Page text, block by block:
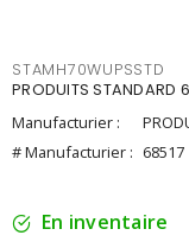
STAMH70WUPSSTD
PRODUITS STANDARD
Manufacturier :
# Manufacturier : 68517
En inventaire